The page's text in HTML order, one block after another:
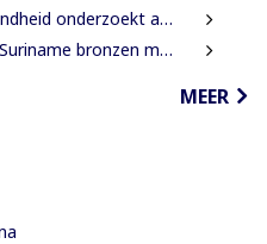
van onbewezen middelen tegen nierfalen
medaille op CAC-Spelen
MEER